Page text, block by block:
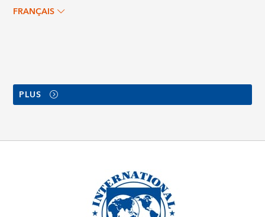
FRANÇAIS
PLUS